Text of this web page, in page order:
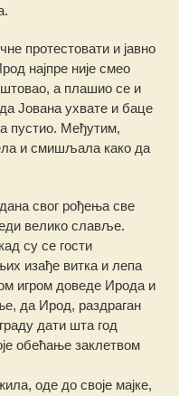
протестовати и јавно
најпре није смео
а плашио се и
Јована ухвате и баце
пустио. Међутим,
и смишљала како да
свог рођења све
велико славље.
су се гости
изађе витка и лепа
игром доведе Ирода и
да Ирод, раздраган
дати шта год
обећање заклетвом
оде до своје мајке,